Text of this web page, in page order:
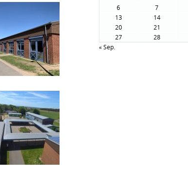
« Sep.
6
7
13
14
20
21
27
28